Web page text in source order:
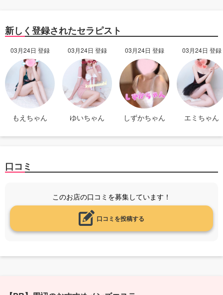
新しく登録されたセラピスト
03月24日 登録
もえちゃん
03月24日 登録
ゆいちゃん
03月24日 登録
しずかちゃん
03月24日 登録
エミちゃん
口コミ
このお店の口コミを募集しています！
口コミを投稿する